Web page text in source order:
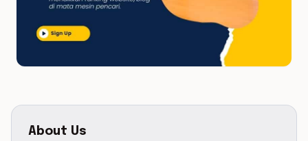
About Us